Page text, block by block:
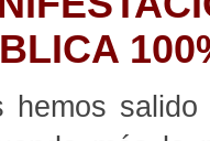
hemos